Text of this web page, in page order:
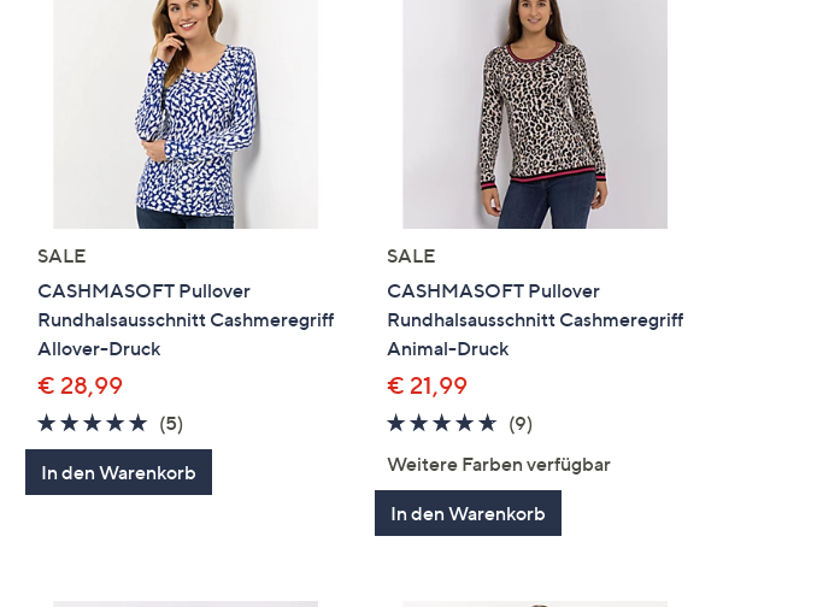
SALE
CASHMASOFT Pullover
Rundhalsausschnitt Cashmeregriff
Allover-Druck
€ 28,99
4.6
von
5
(5)
Bewertungen
In den Warenkorb
SALE
CASHMASOFT Pullover
Rundhalsausschnitt Cashmeregriff
Animal-Druck
€ 21,99
4.6
(9)
Weitere Farben verfügbar
In den Warenkorb